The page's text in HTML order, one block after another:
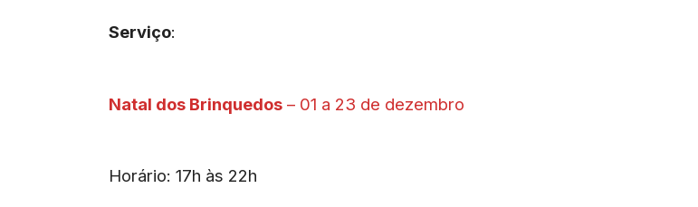
Serviço:
Natal dos Brinquedos – 01 a 23 de dezembro
Horário: 17h às 22h